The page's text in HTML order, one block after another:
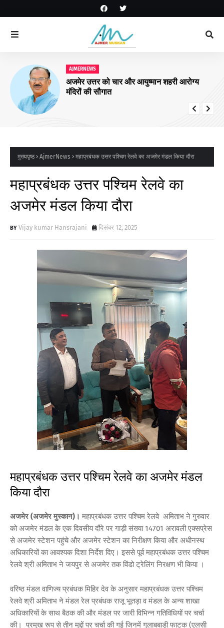
AJMERNEWS
आरयूआईडीपी के पांचवें चरण के कार्यों पर संवाद
कार्यक्रम सम्पन्न
मुख्यपृष्ठ AjmerNews महाप्रबंधक उत्तर पश्चिम रेलवे का अजमेर मंडल किया दौरा
महाप्रबंधक उत्तर पश्चिम रेलवे का
अजमेर मंडल किया दौरा
Vijay kumar Hansrajani दिसंबर 12, 2025
महाप्रबंधक उत्तर पश्चिम रेलवे का अजमेर मंडल
किया दौरा
अजमेर (अजमेर मुस्कान)। महाप्रबंधक उत्तर पश्चिम रेलवे अमिताभ ने गुरुवार
को अजमेर मंडल के एक दिवसीय दौरे पर गाड़ी संख्या 14701 अरावली एक्सप्रेस
से अजमेर स्टेशन पहुंचे और अजमेर स्टेशन का निरीक्षण किया और अधीनस्थ
अधिकारियों का आवश्यक दिशा निर्देश दिए। इससे पूर्व महाप्रबंधक उत्तर पश्चिम
रेलवे श्री अमिताभ ने जयपुर से अजमेर तक विंडो ट्रेलिंग निरक्षण भी किया ।
वरिष्ठ मंडल वाणिज्य प्रबंधक मिहिर देव के अनुसार महाप्रबंधक उत्तर पश्चिम
रेलवे श्री अमिताभ ने मंडल रेल प्रबंधक राजू भूतड़ा व मंडल के अन्य शाखा
अधिकारियों के साथ बैठक की और मंडल पर जारी विभिन्न गतिविधियों पर चर्चा
की। प्रमुख रूप से तीन मुद्दों पर चर्चा की गई जिनमें गुलाबबाड़ी फाटक (एलसी